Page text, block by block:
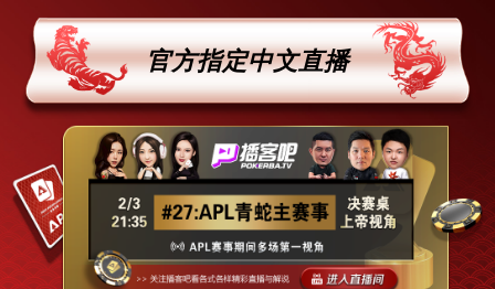
官方指定中文直播